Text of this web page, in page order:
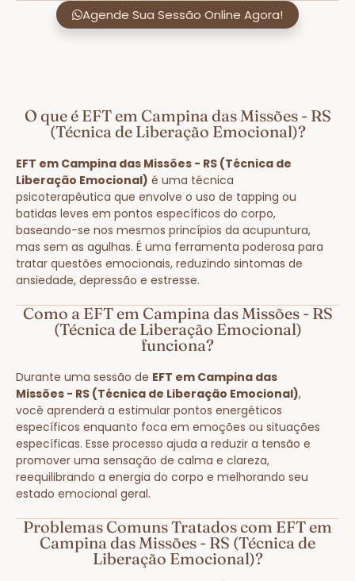
Agende Sua Sessão Online Agora!
O que é EFT em Campina das Missões - RS
(Técnica de Liberação Emocional)?
EFT em Campina das Missões - RS (Técnica de
Liberação Emocional) é uma técnica
psicoterapêutica que envolve o uso de tapping ou
batidas leves em pontos específicos do corpo,
baseando-se nos mesmos princípios da acupuntura,
mas sem as agulhas. É uma ferramenta poderosa para
tratar questões emocionais, reduzindo sintomas de
ansiedade, depressão e estresse.
Como a EFT em Campina das Missões - RS
(Técnica de Liberação Emocional)
funciona?
Durante uma sessão de EFT em Campina das
Missões - RS (Técnica de Liberação Emocional),
você aprenderá a estimular pontos energéticos
específicos enquanto foca em emoções ou situações
específicas. Esse processo ajuda a reduzir a tensão e
promover uma sensação de calma e clareza,
reequilibrando a energia do corpo e melhorando seu
estado emocional geral.
Problemas Comuns Tratados com EFT em
Campina das Missões - RS (Técnica de
Liberação Emocional)?